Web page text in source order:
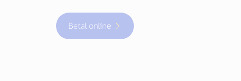
Betal online